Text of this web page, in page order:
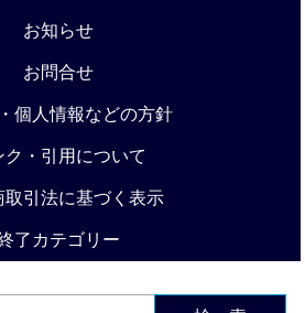
お知らせ
お問合せ
個人情報などの方針
ク・引用について
取引法に基づく表示
了カテゴリー